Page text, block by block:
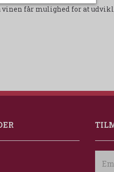
får mulighed for at